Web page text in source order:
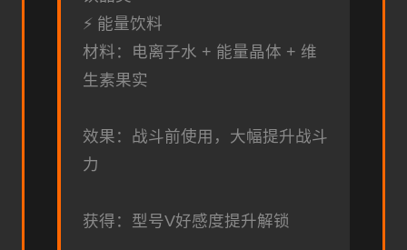
⚡ 能量饮料
材料：电离子水 + 能量晶体 + 维
生素果实
效果：战斗前使用，大幅提升战斗
力
获得：型号V好感度提升解锁